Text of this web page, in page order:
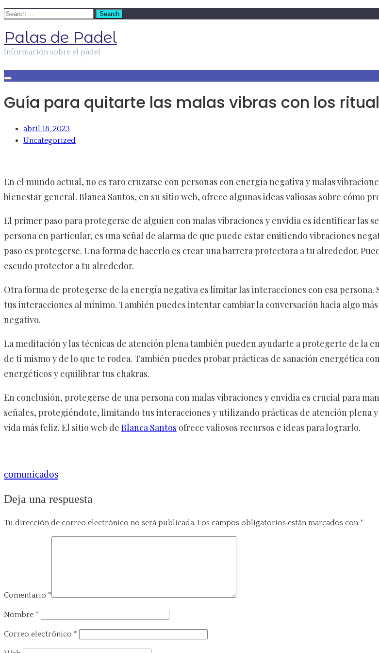
Skip
content
Search
Palas de Padel
Información sobre el padel
Guía para quitarte las malas vibras con los
abril 18, 2023
Uncategorized
En el mundo actual, no es raro cruzarse con personas con energía negativa y malas
bienestar general. Blanca Santos, en su sitio web, ofrece algunas ideas valiosas sobre cómo
El primer paso para protegerse de alguien con malas vibraciones y envidia es identificar las
persona en particular, es una señal de alarma de que puede estar emitiendo vibraciones
paso es protegerse. Una forma de hacerlo es crear una barrera protectora a tu alrededor.
escudo protector a tu alrededor.
Otra forma de protegerse de la energía negativa es limitar las interacciones con esa
tus interacciones al mínimo. También puedes intentar cambiar la conversación hacia algo
negativo.
La meditación y las técnicas de atención plena también pueden ayudarte a protegerte de la
de ti mismo y de lo que te rodea. También puedes probar prácticas de sanación energética
energéticos y equilibrar tus chakras.
En conclusión, protegerse de una persona con malas vibraciones y envidia es crucial para
señales, protegiéndote, limitando tus interacciones y utilizando prácticas de atención plena
vida más feliz. El sitio web de Blanca Santos ofrece valiosos recursos e ideas para lograrlo.
comunicados
Deja una respuesta
Tu dirección de correo electrónico no será publicada. Los campos obligatorios están marcados con *
Comentario *
Nombre *
Correo electrónico *